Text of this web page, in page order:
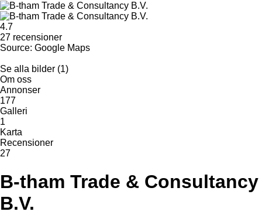
4.7
27 recensioner
Source: Google Maps
Se alla bilder (1)
Om oss
Annonser
177
Galleri
1
Karta
Recensioner
27
B-tham Trade & Consultancy
B.V.